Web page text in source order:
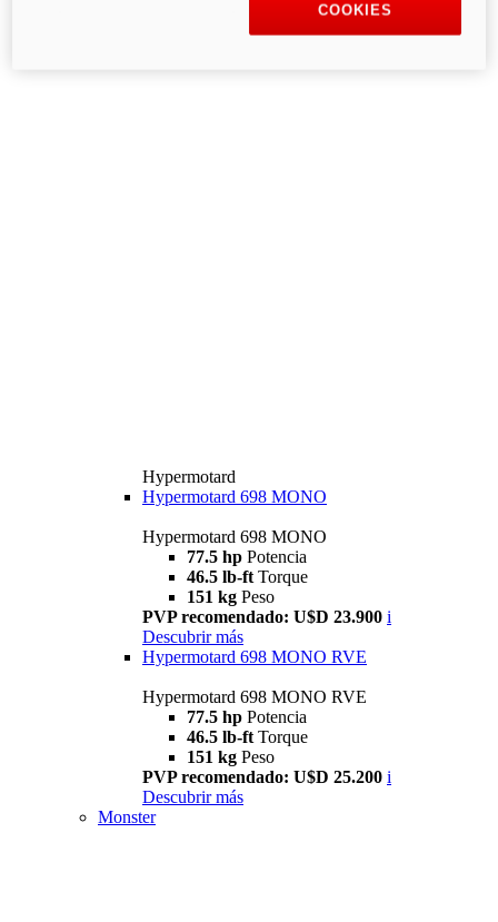
Hypermotard
Hypermotard 698 MONO
Hypermotard 698 MONO
77.5 hp Potencia
46.5 lb-ft Torque
151 kg Peso
PVP recomendado: U$D 23.900 i
Descubrir más
Hypermotard 698 MONO RVE
Hypermotard 698 MONO RVE
77.5 hp Potencia
46.5 lb-ft Torque
151 kg Peso
PVP recomendado: U$D 25.200 i
Descubrir más
Monster
COOKIES